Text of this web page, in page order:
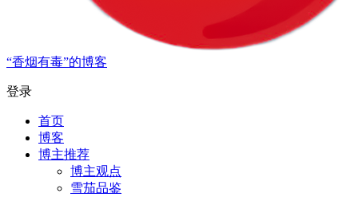
“香烟有毒”的博客
登录
首页
博客
博主推荐
博主观点
雪茄品鉴